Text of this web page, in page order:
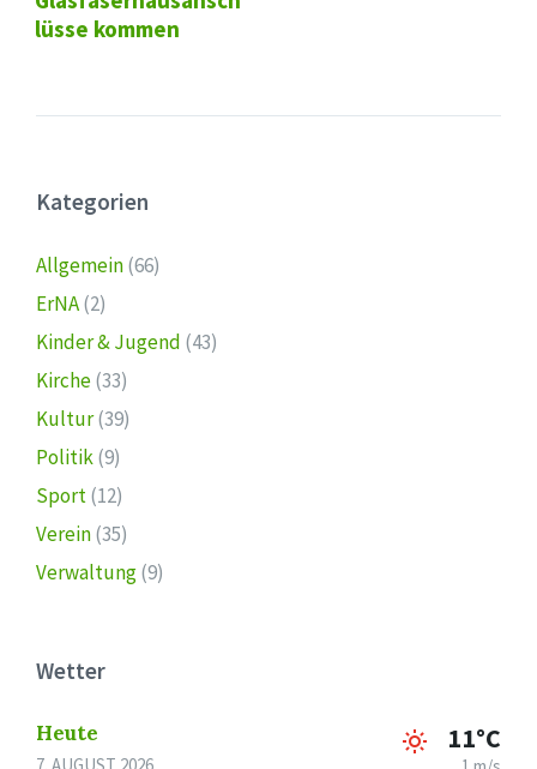
lüsse kommen
Kategorien
Allgemein(66)
ErNA(2)
Kinder & Jugend (43)
Kirche(33)
Kultur(39)
Politik(9)
Sport(12)
Verein(35)
Verwaltung(9)
Wetter
Heute 11°C